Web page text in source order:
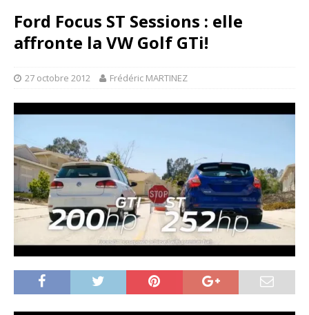
Ford Focus ST Sessions : elle
affronte la VW Golf GTi!
27 octobre 2012 Frédéric MARTINEZ